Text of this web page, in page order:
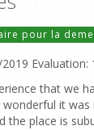
pour la
Evaluation:
that we
it was
the place is